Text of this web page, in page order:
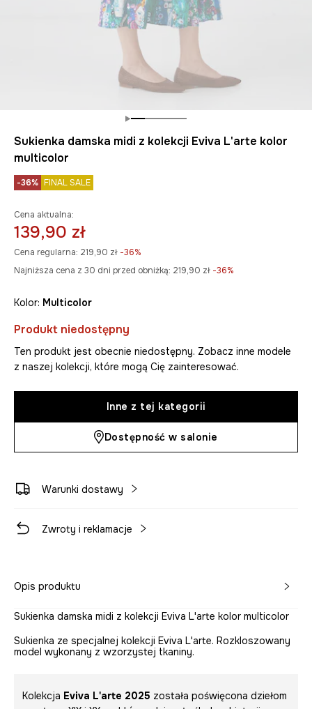
Sukienka damska midi z kolekcji Eviva L'arte kolor
multicolor
-36% FINAL SALE
Cena aktualna:
139,90 zł
Cena regularna: 219,90 zł -36%
Najniższa cena z 30 dni przed obniżką: 219,90 zł -36%
Kolor: multicolor
Produkt niedostępny
Ten produkt jest obecnie niedostępny. Zobacz inne modele
z naszej kolekcji, które mogą Cię zainteresować.
Inne z tej kategorii
Dostępność w salonie
Warunki dostawy
Zwroty i reklamacje
Opis produktu
Sukienka damska midi z kolekcji Eviva L'arte kolor multicolor
Sukienka ze specjalnej kolekcji Eviva L'arte. Rozkloszowany
model wykonany z wzorzystej tkaniny.
Kolekcja Eviva L'arte 2025 została poświęcona dziełom